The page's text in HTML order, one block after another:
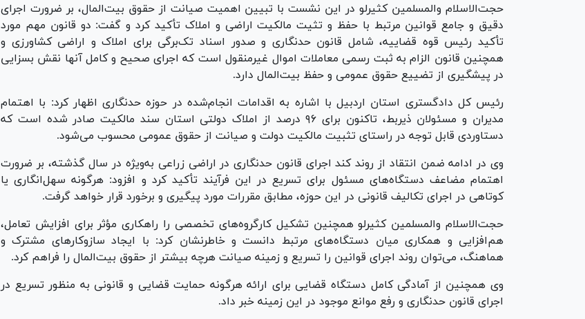
حجت‌الاسلام والمسلمین کثیرلو در این نشست با تبیین اهمیت صیانت از حقوق بیت‌المال، بر ضرورت اجرای
دقیق و جامع قوانین مرتبط با حفظ و تثیت مالکیت اراضی و املاک تأکید کرد و گفت: دو قانون مهم مورد
تأکید رئیس قوه قضاییه، شامل قانون حدنگاری و صدور اسناد تک‌برگی برای املاک و اراضی کشاورزی و
همچنین قانون الزام به ثبت رسمی معاملات اموال غیرمنقول است که اجرای صحیح و کامل آنها نقش بسزایی
در پیشگیری از تضییع حقوق عمومی و حفظ بیت‌المال دارد.
رئیس کل دادگستری استان اردبیل با اشاره به اقدامات انجام‌شده در حوزه حدنگاری اظهار کرد: با اهتمام
مدیران و مسئولان ذیربط، تاکنون برای ۹۶ درصد از املاک دولتی استان سند مالکیت صادر شده است که
دستاوردی قابل توجه در راستای تثبیت مالکیت دولت و صیانت از حقوق عمومی محسوب می‌شود.
وی در ادامه ضمن انتقاد از روند کند اجرای قانون حدنگاری در اراضی زراعی به‌ویژه در سال گذشته، بر ضرورت
اهتمام مضاعف دستگاه‌های مسئول برای تسریع در این فرآیند تأکید کرد و افزود: هرگونه سهل‌انگاری یا
کوتاهی در اجرای تکالیف قانونی در این حوزه، مطابق مقررات مورد پیگیری و برخورد قرار خواهد گرفت.
حجت‌الاسلام والمسلمین کثیرلو همچنین تشکیل کارگروه‌های تخصصی را راهکاری مؤثر برای افزایش تعامل،
هم‌افزایی و همکاری میان دستگاه‌های مرتبط دانست و خاطرنشان کرد: با ایجاد سازوکار‌های مشترک و
هماهنگ، می‌توان روند اجرای قوانین را تسریع و زمینه صیانت هرچه بیشتر از حقوق بیت‌المال را فراهم کرد.
وی همچنین از آمادگی کامل دستگاه قضایی برای ارائه هرگونه حمایت قضایی و قانونی به منظور تسریع در
اجرای قانون حدنگاری و رفع موانع موجود در این زمینه خبر داد.